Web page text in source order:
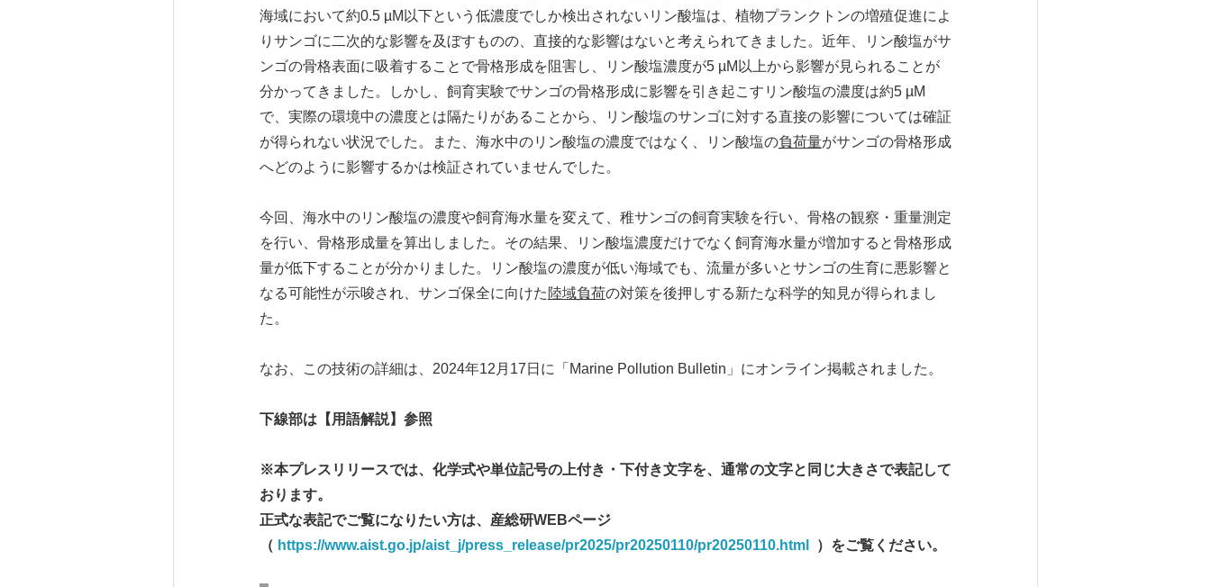
海域において約0.5 µM以下という低濃度でしか検出されないリン酸塩は、植物プランクトンの増殖促進によ
りサンゴに二次的な影響を及ぼすものの、直接的な影響はないと考えられてきました。近年、リン酸塩がサ
ンゴの骨格表面に吸着することで骨格形成を阻害し、リン酸塩濃度が5 µM以上から影響が見られることが
分かってきました。しかし、飼育実験でサンゴの骨格形成に影響を引き起こすリン酸塩の濃度は約5 µM
で、実際の環境中の濃度とは隔たりがあることから、リン酸塩のサンゴに対する直接の影響については確証
が得られない状況でした。また、海水中のリン酸塩の濃度ではなく、リン酸塩の負荷量がサンゴの骨格形成
へどのように影響するかは検証されていませんでした。
今回、海水中のリン酸塩の濃度や飼育海水量を変えて、稚サンゴの飼育実験を行い、骨格の観察・重量測定
を行い、骨格形成量を算出しました。その結果、リン酸塩濃度だけでなく飼育海水量が増加すると骨格形成
量が低下することが分かりました。リン酸塩の濃度が低い海域でも、流量が多いとサンゴの生育に悪影響と
なる可能性が示唆され、サンゴ保全に向けた 陸域負荷の対策を後押しする新たな科学的知見が得られまし
た。
なお、この技術の詳細は、2024年12月17日に「Marine Pollution Bulletin」にオンライン掲載されました。
下線部は【用語解説】参照
※本プレスリリースでは、化学式や単位記号の上付き・下付き文字を、通常の文字と同じ大きさで表記して
おります。
正式な表記でご覧になりたい方は、産総研WEBページ
（ https://www.aist.go.jp/aist_j/press_release/pr2025/pr20250110/pr20250110.html ）をご覧ください。